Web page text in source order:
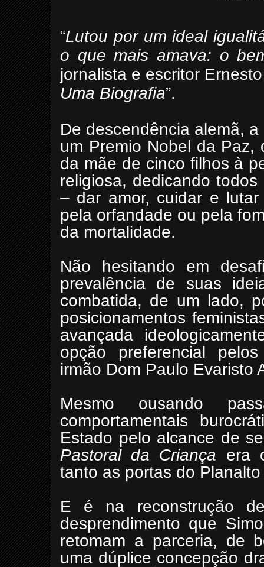
“Lutou por um ideal
o que mais amava: o
jornalista e escritor
Uma Biografia”.
De descendência alemã,
um Premio Nobel da Paz,
da mãe de cinco filhos à
religiosa, dedicando
– dar amor, cuidar e
pela orfandade ou pela
da mortalidade.
Não hesitando em
prevalência de suas
combatida, de um lado,
posicionamentos
avançada
opção preferencial
irmão Dom Paulo Evaristo
Mesmo ousando
comportamentais
Estado pelo alcance de
Pastoral da Criança era
tanto as portas do
E é na reconstrução
desprendimento que
retomam a parceria, de
uma dúplice concepção